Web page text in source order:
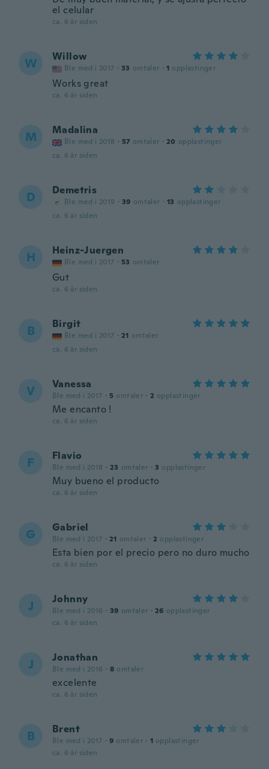
el celular
ca. 6 år siden
W Willow
Ble med i 2017 · 33 omtaler · 1 opplastinger
Works great
ca. 6 år siden
M Madalina
Ble med i 2018 · 57 omtaler · 20 opplastinger
ca. 6 år siden
D Demetris
Ble med i 2019 · 39 omtaler · 13 opplastinger
ca. 6 år siden
H Heinz-Juergen
Ble med i 2017 · 53 omtaler
Gut
ca. 6 år siden
B Birgit
Ble med i 2017 · 21 omtaler
ca. 6 år siden
V Vanessa
Ble med i 2017 · 5 omtaler · 2 opplastinger
Me encanto !
ca. 6 år siden
F Flavio
Ble med i 2018 · 23 omtaler · 3 opplastinger
Muy bueno el producto
ca. 6 år siden
G Gabriel
Ble med i 2017 · 21 omtaler · 2 opplastinger
Esta bien por el precio pero no duro mucho
ca. 6 år siden
J Johnny
Ble med i 2016 · 39 omtaler · 26 opplastinger
ca. 6 år siden
J Jonathan
Ble med i 2016 · 8 omtaler
excelente
ca. 6 år siden
B Brent
Ble med i 2017 · 9 omtaler · 1 opplastinger
ca. 6 år siden